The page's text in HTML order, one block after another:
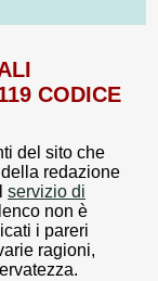
CODICE
del sito che
redazione
servizio di
non è
i pareri
ragioni,